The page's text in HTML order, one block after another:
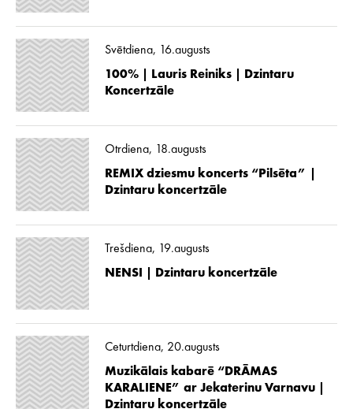
Svētdiena, 16.augusts
100% | Lauris Reiniks | Dzintaru
Koncertzāle
Otrdiena, 18.augusts
REMIX dziesmu koncerts “Pilsēta” |
Dzintaru koncertzāle
Trešdiena, 19.augusts
NENSI | Dzintaru koncertzāle
Ceturtdiena, 20.augusts
Muzikālais kabarē “DRĀMAS
KARALIENE” ar Jekaterinu Varnavu |
Dzintaru koncertzāle